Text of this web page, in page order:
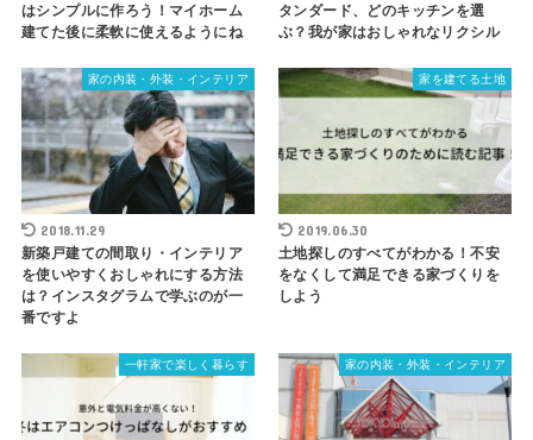
はシンプルに作ろう！マイホーム
建てた後に柔軟に使えるようにね
タンダード、どのキッチンを選
ぶ？我が家はおしゃれなリクシル
家の内装・外装・インテリア
2018.11.29
新築戸建ての間取り・インテリア
を使いやすくおしゃれにする方法
は？インスタグラムで学ぶのが一
番ですよ
家を建てる土地
2019.06.30
土地探しのすべてがわかる！不安
をなくして満足できる家づくりを
しよう
一軒家で楽しく暮らす 家の内装・外装・インテリア